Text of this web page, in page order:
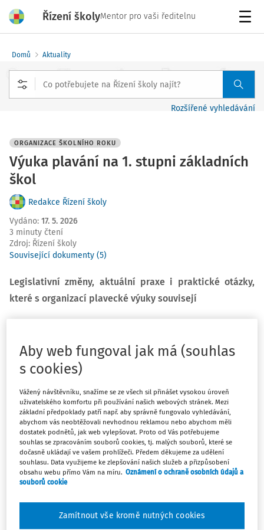
Řízení školyMentor pro vaši ředitelnu
Domů Aktuality
Rozšířené vyhledávání
ORGANIZACE ŠKOLNÍHO ROKU
Výuka plavání na 1. stupni základních
škol
Redakce Řízení školy
Vydáno: 17. 5. 2026
3 minuty čtení
Zdroj: Řízení školy
Související dokumenty (5)
Legislativní změny, aktuální praxe i praktické otázky,
které s organizací plavecké výuky souvisejí
tu doby bylo stanoveno v minimálním rozsahu 40 hodin.
Zatímco původní kurikulum obsahovalo konkrétní a
srozumitelné požadavky, nová verze RVP z roku 2024
pracuje s obecnějšími formulacemi.
Plavání není jen na schopnost uplavat určitou vzdálenost.
Představuje složitoupohybovou dovednost, při níž dítě
současně zapojuje koordinaci horních i dolních končetin,
kontrolu dechu, orientaci ve vodním prostředí, udržení
rovnováhy, prostorové vnímánía také psychickou jistotu
sebedůvěru.
==>> O významu pravidelné plavecké výukyz pohledu
současných poznatků o motorickém učení a vodní
Aby web fungoval jak má (souhlas
s cookies)
Vážený návštěvníku, snažíme se ze všech sil přinášet vysokou úroveň
uživatelského komfortu při používání našich webových stránek. Mezi
základní předpoklady patří např. aby správně fungovalo vyhledávání,
abychom vás neobtěžovali nevhodnou reklamou nebo abychom měli
dostatek podnětů, jak web vylepšovat. Proto od Vás potřebujeme
souhlas se zpracováním souborů cookies, tj. malých souborů, které se
dočasně ukládají ve vašem prohlížeči. Předem děkujeme za udělení
souhlasu. Data využijeme ke zlepšování našich služeb a přizpůsobení
obsahu webu přímo Vám na míru. Oznámení o ochraně osobních údajů a
souborů cookie
Zamítnout vše kromě nutných cookies